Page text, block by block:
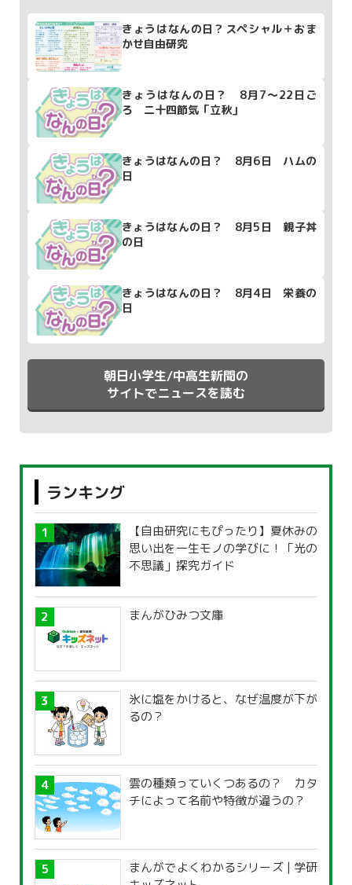
きょうはなんの日？スペシャル＋おま
かせ自由研究
きょうはなんの日？ 8月7～22日ご
ろ 二十四節気「立秋」
きょうはなんの日？ 8月6日 ハムの
日
きょうはなんの日？ 8月5日 親子丼
の日
きょうはなんの日？ 8月4日 栄養の
日
朝日小学生/中高生新聞の
サイトでニュースを読む
ランキング
【自由研究にもぴったり】夏休みの
思い出を一生モノの学びに！「光の
不思議」探究ガイド
まんがひみつ文庫
氷に塩をかけると、なぜ温度が下が
るの？
雲の種類っていくつあるの？ カタ
チによって名前や特徴が違うの？
まんがでよくわかるシリーズ | 学研